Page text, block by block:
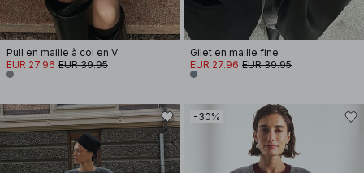
Pull en maille à col en V
EUR 27.96 EUR 39.95
Gilet en maille fine
EUR 27.96 EUR 39.95
-30%